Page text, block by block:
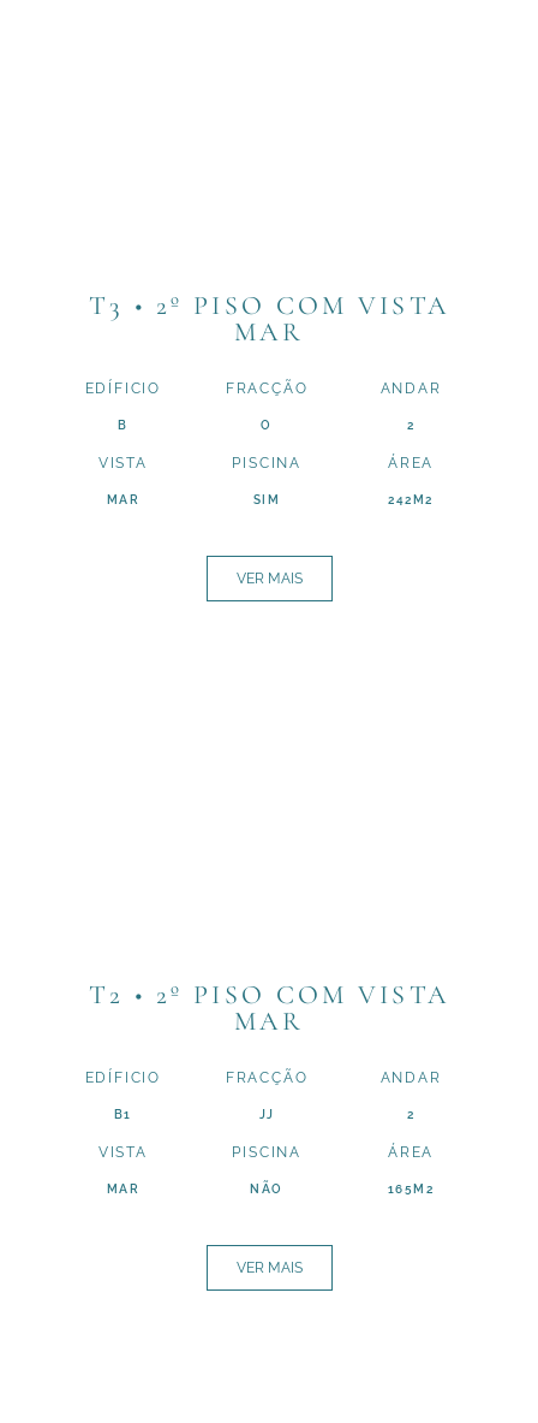
T3 • 2º PISO COM VISTA
MAR
EDÍFICIO
B
FRACÇÃO
O
ANDAR
2
VISTA
MAR
PISCINA
SIM
ÁREA
242M2
VER MAIS
T2 • 2º PISO COM VISTA
MAR
EDÍFICIO
B1
FRACÇÃO
JJ
ANDAR
2
VISTA
MAR
PISCINA
NÃO
ÁREA
165M2
VER MAIS